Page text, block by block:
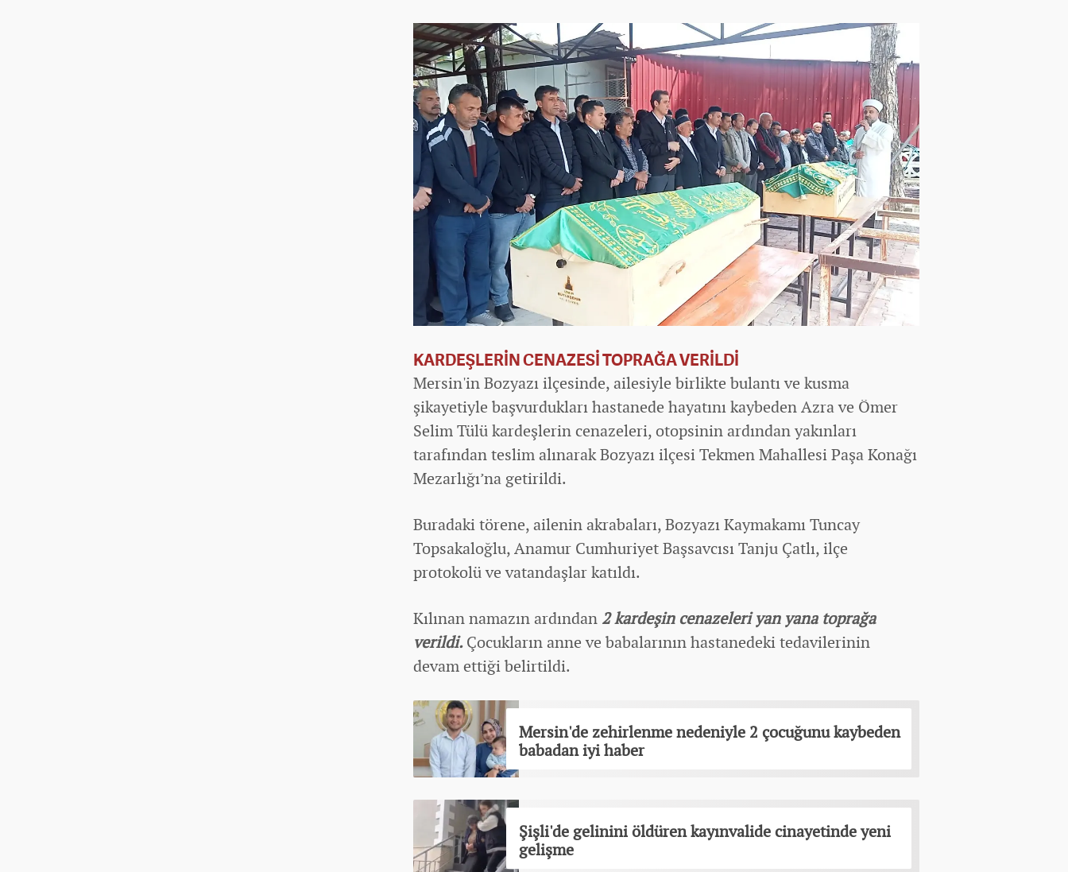
KARDEŞLERİN CENAZESİ TOPRAĞA VERİLDİ
Mersin'in Bozyazı ilçesinde, ailesiyle birlikte bulantı ve kusma
şikayetiyle başvurdukları hastanede hayatını kaybeden Azra ve Ömer
Selim Tülü kardeşlerin cenazeleri, otopsinin ardından yakınları
tarafından teslim alınarak Bozyazı ilçesi Tekmen Mahallesi Paşa Konağı
Mezarlığı’na getirildi.
Buradaki törene, ailenin akrabaları, Bozyazı Kaymakamı Tuncay
Topsakaloğlu, Anamur Cumhuriyet Başsavcısı Tanju Çatlı, ilçe
protokolü ve vatandaşlar katıldı.
Kılınan namazın ardından 2 kardeşin cenazeleri yan yana toprağa
verildi.Çocukların anne ve babalarının hastanedeki tedavilerinin
devam ettiği belirtildi.
Mersin'de zehirlenme nedeniyle 2 çocuğunu kaybeden
babadan iyi haber
Şişli'de gelinini öldüren kayınvalide cinayetinde yeni
gelişme